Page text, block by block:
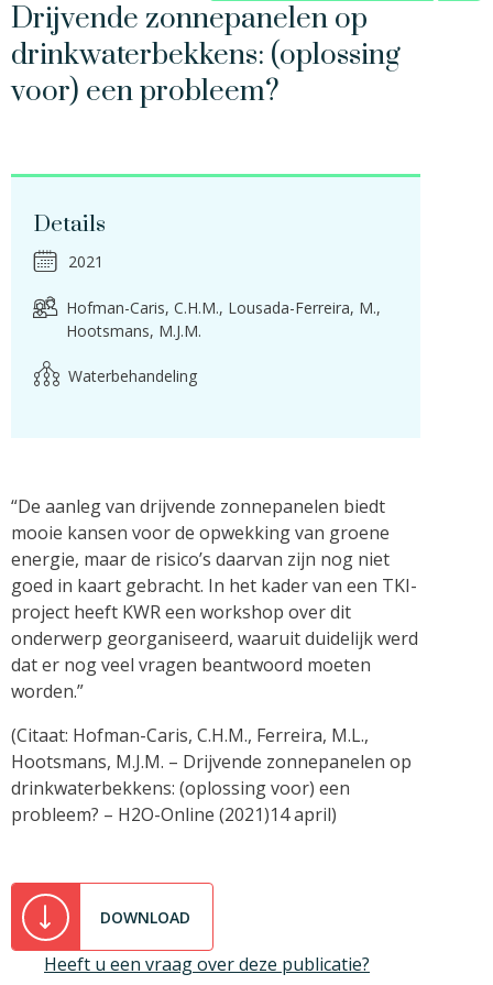
Drijvende zonnepanelen op
drinkwaterbekkens: (oplossing
voor) een probleem?
Details
2021
Hofman-Caris, C.H.M. Lousada-Ferreira, M.
Hootsmans, M.J.M.
Waterbehandeling
“De aanleg van drijvende zonnepanelen biedt
mooie kansen voor de opwekking van groene
energie, maar de risico’s daarvan zijn nog niet
goed in kaart gebracht. In het kader van een TKI-
project heeft KWR een workshop over dit
onderwerp georganiseerd, waaruit duidelijk werd
dat er nog veel vragen beantwoord moeten
worden.”
(Citaat: Hofman-Caris, C.H.M., Ferreira, M.L.,
Hootsmans, M.J.M. – Drijvende zonnepanelen op
drinkwaterbekkens: (oplossing voor) een
probleem? – H2O-Online (2021)14 april)
DOWNLOAD
Heeft u een vraag over deze publicatie?